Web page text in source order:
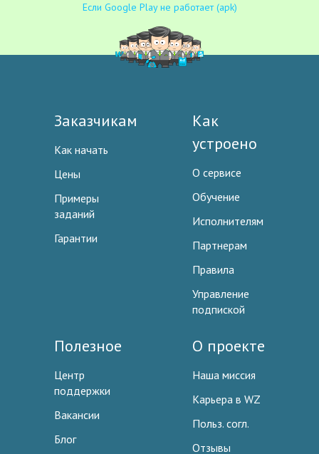
Если Google Play не работает (apk)
Заказчикам
Как начать
Цены
Примеры
заданий
Гарантии
Как
устроено
О сервисе
Обучение
Исполнителям
Партнерам
Правила
Управление
подпиской
Полезное
Центр
поддержки
Вакансии
Блог
О проекте
Наша миссия
Карьера в WZ
Польз. согл.
Отзывы